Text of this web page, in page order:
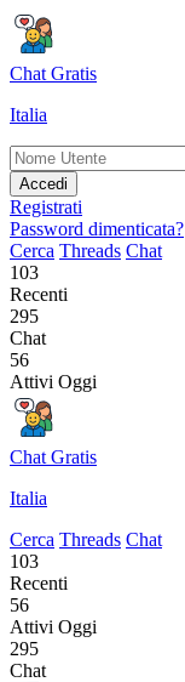
Chat Gratis
Italia
Accedi
Registrati
Password dimenticata?
Cerca Threads Chat
103
Recenti
295
Chat
56
Attivi Oggi
Chat Gratis
Italia
Cerca Threads Chat
103
Recenti
56
Attivi Oggi
295
Chat